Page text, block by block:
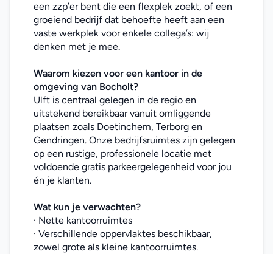
een zzp’er bent die een flexplek zoekt, of een
groeiend bedrijf dat behoefte heeft aan een
vaste werkplek voor enkele collega’s: wij
denken met je mee.
Waarom kiezen voor een kantoor in de
omgeving van Bocholt?
Ulft is centraal gelegen in de regio en
uitstekend bereikbaar vanuit omliggende
plaatsen zoals Doetinchem, Terborg en
Gendringen. Onze bedrijfsruimtes zijn gelegen
op een rustige, professionele locatie met
voldoende gratis parkeergelegenheid voor jou
én je klanten.
Wat kun je verwachten?
· Nette kantoorruimtes
· Verschillende oppervlaktes beschikbaar,
zowel grote als kleine kantoorruimtes.